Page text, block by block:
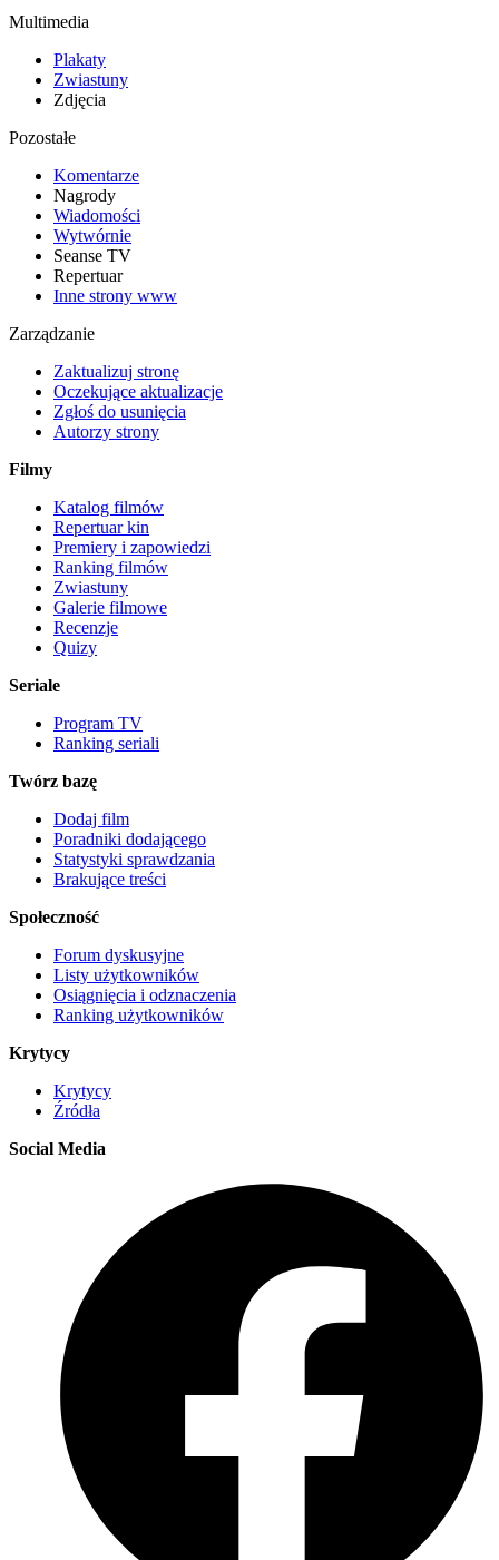
Multimedia
Plakaty
Zwiastuny
Zdjęcia
Pozostałe
Komentarze
Nagrody
Wiadomości
Wytwórnie
Seanse TV
Repertuar
Inne strony www
Zarządzanie
Zaktualizuj stronę
Oczekujące aktualizacje
Zgłoś do usunięcia
Autorzy strony
Filmy
Katalog filmów
Repertuar kin
Premiery i zapowiedzi
Ranking filmów
Zwiastuny
Galerie filmowe
Recenzje
Quizy
Seriale
Program TV
Ranking seriali
Twórz bazę
Dodaj film
Poradniki dodającego
Statystyki sprawdzania
Brakujące treści
Społeczność
Forum dyskusyjne
Listy użytkowników
Osiągnięcia i odznaczenia
Ranking użytkowników
Krytycy
Krytycy
Źródła
Social Media